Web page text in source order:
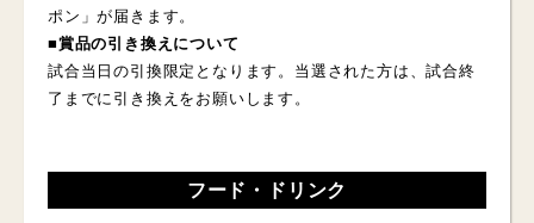
ポン」が届きます。
■賞品の引き換えについて
試合当日の引換限定となります。当選された方は、試合終
了までに引き換えをお願いします。
フード・ドリンク